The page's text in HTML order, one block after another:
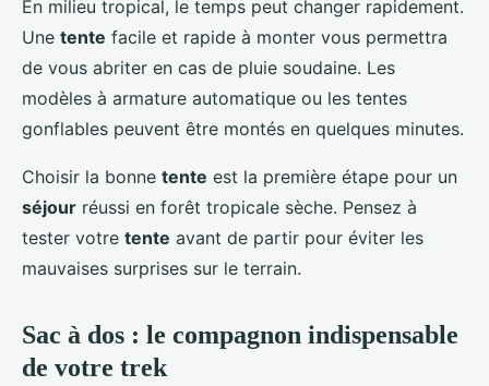
En milieu tropical, le temps peut changer rapidement.
Une tente facile et rapide à monter vous permettra
de vous abriter en cas de pluie soudaine. Les
modèles à armature automatique ou les tentes
gonflables peuvent être montés en quelques minutes.
Choisir la bonne tente est la première étape pour un
séjour réussi en forêt tropicale sèche. Pensez à
tester votre tente avant de partir pour éviter les
mauvaises surprises sur le terrain.
Sac à dos : le compagnon indispensable
de votre trek